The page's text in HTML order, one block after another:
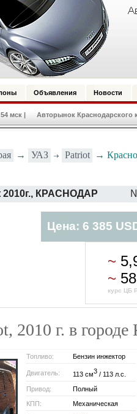
Объявления Новости
мск | Авторынок Краснодарского
→ УАЗ Patriot
→
2010г., КРАСНОДАР
Цена: 6 385
~
~
курс ЦБ
2010 г. в
Топливо: Бензин инжектор
Двигатель: 113 см3 / 113 л.с.
Привод:
Полный
КПП:
Механическая